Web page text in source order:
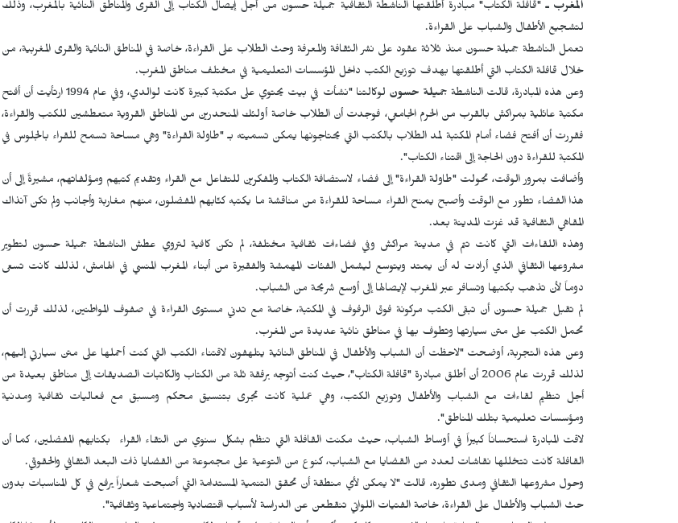
المغرب ـ"قافلة الكتاب" مبادرة أطلقتها الناشطة الثقافية جميلة حسون من أجل إيصال الكتاب إلى القرى والمناطق النائية بالمغرب، وذلك
لتشجيع الأطفال والشباب على القراءة.
تعمل الناشطة جميلة حسون منذ ثلاثة عقود على نشر الثقافة والمعرفة وحث الطلاب على القراءة، خاصة في المناطق النائية والقرى المغربية، من
خلال قافلة الكتاب التي أطلقتها بهدف توزيع الكتب داخل المؤسسات التعليمية في مختلف مناطق المغرب.
وعن هذه المبادرة، قالت الناشطة جميلة حسون
لوكالتنا "نشأت في بيت يحتوي على مكتبة كبيرة كانت لوالدي، وفي عام 1994 ارتأيت أن أفتح
مكتبة عائلية بمراكش بالقرب من الحرم الجامعي، فوجدت أن الطلاب خاصة أولئك المنحدرين من المناطق القروية متعطشين للكتب والقراءة،
فقررت أن أفتح فضاء أمام المكتبة لمد الطلاب بالكتب التي يحتاجونها يمكن تسميته بـ "طاولة القراءة" وهي مساحة تسمح للقراء بالجلوس في
المكتبة للقراءة دون الحاجة إلى اقتناء الكتاب".
وأضافت بمرور الوقت، تحولت ‫"طاولة القراءة‫" إلى فضاء لاستضافة الكتاب والمفكرين للتفاعل مع القراء وتقديم كتبهم ومؤلفاتهم‫، مشيرةً إلى أن
هذا الفضاء تطور مع الوقت وأصبح يمنح القراء مساحة للقراءة من مناقشة ما يكتبه كتّابهم المفضلون، منهم مغاربة وأجانب ولم تكن آنذاك
المقاهي الثقافية قد غزت المدينة بعد.
وهذه اللقاءات التي كانت تتم في مدينة مراكش وفي فضاءات ثقافية مختلفة، لم تكن كافية لتروي عطش الناشطة جميلة حسون لتطوير
مشروعها الثقافي الذي أرادت له أن يمتد ويتوسع ليشمل الفئات المهمشة والفقيرة من أبناء المغرب المنسي في الهامش، لذلك كانت تسعى
دوماً لأن تذهب بكتبها وتسافر عبر المغرب لإيصالها إلى أوسع شريحة من الشباب.
لم تقبل جميلة حسون أن تبقى الكتب مركونة فوق الرفوف في المكتبة، خاصة مع تدني مستوى القراءة في صفوف المواطنين، لذلك قررت أن
تحمل الكتب على متن سيارتها وتطوف بها في مناطق نائية عديدة من المغرب.
وعن هذه التجربة، أوضحت "لاحظت أن الشباب والأطفال في المناطق النائية يتلهفون لاقتناء الكتب التي كنت أحملها على متن سيارتي إليهم،
لذلك قررت عام 2006 أن أطلق مبادرة "قافلة الكتاب"، حيث كنت أتوجه برفقة ثلة من الكتاب والكاتبات الصديقات إلى مناطق بعيدة من
أجل تنظيم لقاءات مع الشباب والأطفال وتوزيع الكتب، وهي عملية كانت تجرى بتنسيق محكم ومسبق مع فعاليات ثقافية ومدنية
ومؤسسات تعليمية بتلك المناطق".
لاقت المبادرة استحساناً كبيراً في أوساط الشباب، حيث مكنت القافلة التي تنظم بشكل سنوي من التقاء القراء بكتابهم المفضلين، كما أن
القافلة كانت تتخللها نقاشات لعدد من القضايا مع الشباب، كنوع من التوعية على مجموعة من القضايا ذات البعد الثقافي والحقوقي.
وحول مشروعها الثقافي ومدى تطوره، قالت "لا يمكن لأي منطقة أن تحقق التنمية المستدامة التي أصبحت شعاراً يرفع في كل المناسبات بدون
حث الشباب والأطفال على القراءة، خاصة الفتيات اللواتي تنقطعن عن الدراسة لأسباب اقتصادية واجتماعية وثقافية".